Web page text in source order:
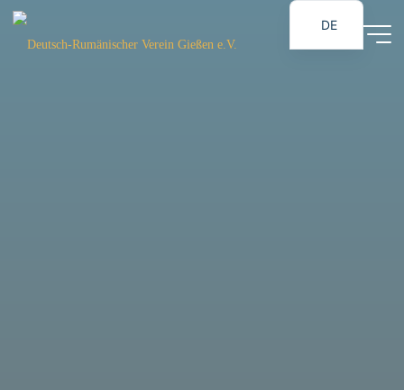
Zum
Deutsch-
DE
RO